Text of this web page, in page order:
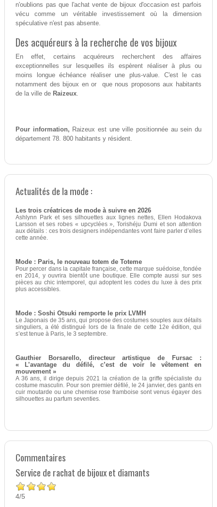
n'oublions pas que l'achat vente de bijoux d'occasion est parfois
vécu comme un véritable investissement où la dimension
spéculative n'est pas absente.
Des acquéreurs à la recherche de vos bijoux
En effet, certains acquéreurs recherchent des affaires
exceptionnelles sur lesquelles ils espèrent réaliser à plus ou
moins longue échéance réaliser une plus-value. C'est le cas
notamment des bijoux en or que nous proposons aux habitants
de la ville de Raizeux.
Pour information, Raizeux est une ville positionnée au sein du
département 78. 800 habitants y résident.
Actualités de la mode :
Les trois créatrices de mode à suivre en 2026
Ashlynn Park et ses silhouettes aux lignes nettes, Ellen Hodakova
Larsson et ses robes « upcyclées », Torishéju Dumi et son attention
aux détails : ces trois designers indépendantes vont faire parler d’elles
cette année.
Mode : Paris, le nouveau totem de Toteme
Pour percer dans la capitale française, cette marque suédoise, fondée
en 2014, y ouvrira bientôt une boutique. Elle compte aussi sur ses
pièces au chic intemporel, qui adoptent les codes du luxe à des prix
plus accessibles.
Mode : Soshi Otsuki remporte le prix LVMH
Le Japonais de 35 ans, qui propose des costumes souples aux détails
singuliers, a été distingué lors de la finale de cette 12e édition, qui
s’est tenue à Paris, le 3 septembre.
Gauthier Borsarello, directeur artistique de Fursac :
« L’avantage du défilé, c’est de voir le vêtement en
mouvement »
A 36 ans, il dirige depuis 2021 la création de la griffe spécialiste du
costume masculin. Pour son premier défilé, le 24 janvier, des gants en
cuir moutarde ou une chemise rose framboise sont venus égayer des
silhouettes au parfum seventies.
Commentaires
Service de rachat de bijoux et diamants
4/5